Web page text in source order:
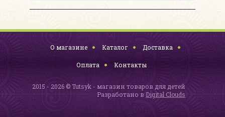
О магазине Каталог Доставка
Оплата Контакты
2015 - 2026 © Tutsyk - магазин товаров для детей
Разработано в Digital Clouds